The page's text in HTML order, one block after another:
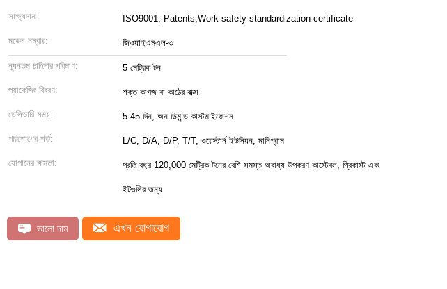
সাক্ষ্যদান: ISO9001, Patents,Work safety standardization certificate
মডেল নম্বার: জিওয়াইএমএল-৩
ন্যূনতম চাহিদার পরিমাণ: 5 মেট্রিক টন
প্যাকেজিং বিবরণ: শক্ত কাগজ বা কাঠের বাক্স
ডেলিভারি সময়: 5-45 দিন, অন-ডিমান্ড কাস্টমাইজেশন
পরিশোধের শর্ত: L/C, D/A, D/P, T/T, ওয়েস্টার্ন ইউনিয়ন, মানিগ্রাম
যোগানের ক্ষমতা: প্রতি বছর 120,000 মেট্রিক টনের বেশি সমস্ত অবাধ্য উপকরণ কাস্টেবল, প্রিকাস্ট এবং
ইটগুলির জন্য
ভালো দাম এখন যোগাযোগ